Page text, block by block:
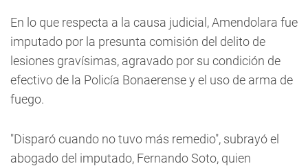
En lo que respecta a la causa judicial, Amendolara fue
imputado por la presunta comisión del delito de
lesiones gravísimas, agravado por su condición de
efectivo de la Policía Bonaerense y el uso de arma de
fuego.
"Disparó cuando no tuvo más remedio", subrayó el
abogado del imputado, Fernando Soto, quien